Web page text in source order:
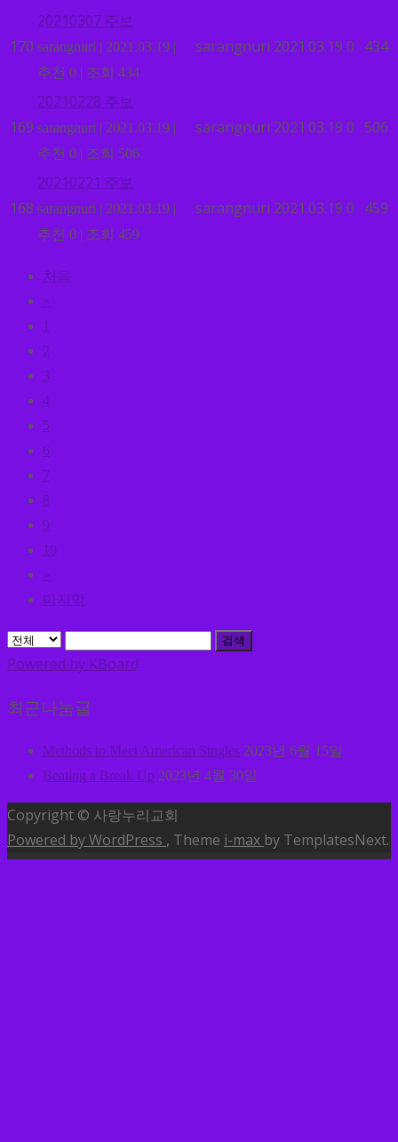
170
20210307 주보
sarangnuri | 2021.03.19 |
추천 0 | 조회 434
sarangnuri 2021.03.19 0 434
169
20210228 주보
sarangnuri | 2021.03.19 |
추천 0 | 조회 506
sarangnuri 2021.03.19 0 506
168
20210221 주보
sarangnuri | 2021.03.19 |
추천 0 | 조회 459
sarangnuri 2021.03.19 0 459
처음
«
1
2
3
4
5
6
7
8
9
10
»
마지막
검색
Powered by KBoard
최근나눔글
Methods to Meet American Singles 2023년 6월 15일
Beating a Break Up 2023년 4월 30일
Copyright © 사랑누리교회
Powered by WordPress , Theme i-max by TemplatesNext.
MENU